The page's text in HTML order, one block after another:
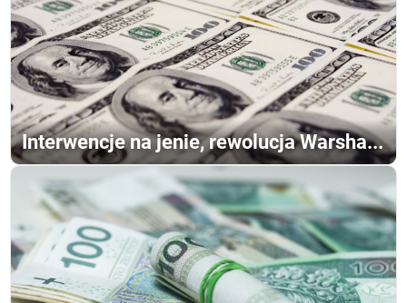
Interwencje na jenie, rewolucja Warsha...